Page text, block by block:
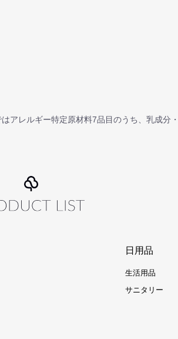
アレルギー特定原材料7品目のうち、乳成分
日用品
生活用品
サニタリー